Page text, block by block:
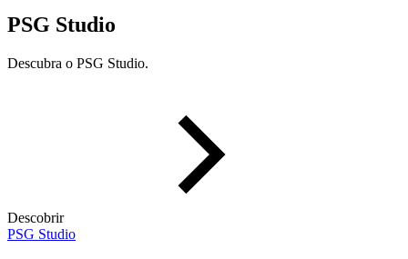
PSG Studio
Descubra o PSG Studio.
Descobrir
PSG Studio